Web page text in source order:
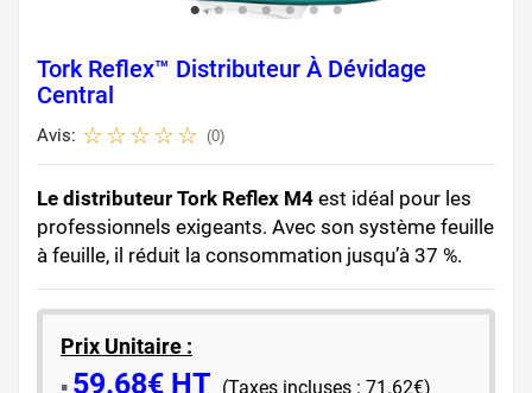
Tork Reflex™ Distributeur À Dévidage
Central
Avis: (0)
Le distributeur Tork Reflex M4 est idéal pour les
professionnels exigeants. Avec son système feuille
à feuille, il réduit la consommation jusqu’à 37 %.
Prix Unitaire :
​▪️​ 59.68€ HT (Taxes incluses : 71.62€)